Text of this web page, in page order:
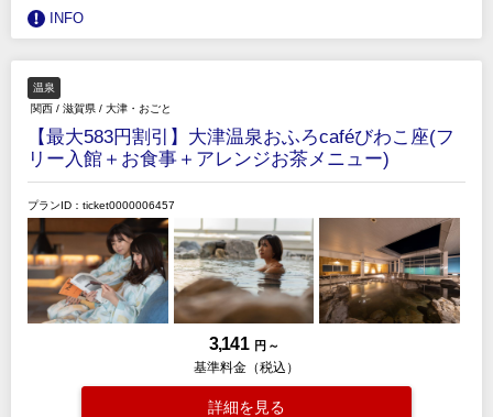
INFO
温泉
関西 / 滋賀県 / 大津・おごと
【最大583円割引】大津温泉おふろcaféびわこ座(フ
リー入館＋お食事＋アレンジお茶メニュー)
プランID：ticket0000006457
3,141 円 ～
基準料金（税込）
詳細を見る